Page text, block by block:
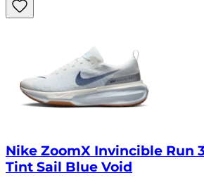
Nike ZoomX Invincible Run
Tint Sail Blue Void